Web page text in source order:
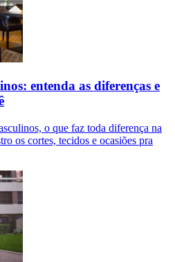
entenda as diferenças e
o que faz toda diferença na
os cortes, tecidos e ocasiões pra